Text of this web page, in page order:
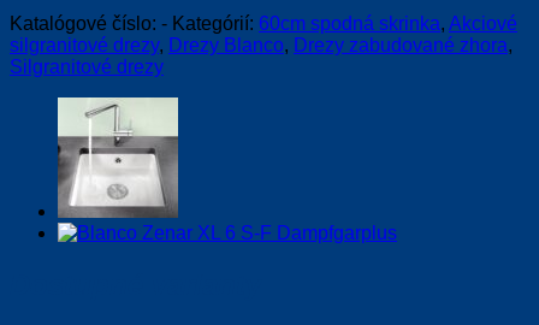
Katalógové číslo: - Kategórií: 60cm spodná skrinka, Akciové
silgranitové drezy, Drezy Blanco, Drezy zabudované zhora,
Silgranitové drezy